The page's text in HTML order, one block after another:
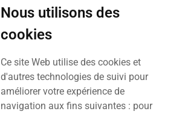
Nous utilisons des
cookies
Ce site Web utilise des cookies et
d'autres technologies de suivi pour
améliorer votre expérience de
navigation aux fins suivantes : pour
: 9h00 – 13h00
Dim: Fermé
LOCATION :
Lun – Ven: 7h00 – 18h00
Sam – Dim
: Fermé